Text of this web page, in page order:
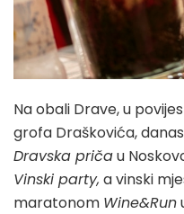
Na obali Drave, u
grofa Draškovića, danas
Dravska pričau
Vinski party, a vinski
maratonom Wine&Run